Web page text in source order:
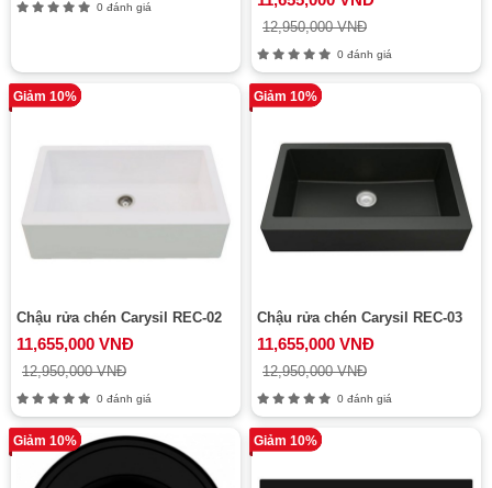
0 đánh giá
12,950,000 VNĐ
0 đánh giá
Giảm 10%
Chậu rửa chén Carysil REC-02
11,655,000 VNĐ
12,950,000 VNĐ
0 đánh giá
Giảm 10%
Chậu rửa chén Carysil REC-03
11,655,000 VNĐ
12,950,000 VNĐ
0 đánh giá
Giảm 10% Giảm 10%